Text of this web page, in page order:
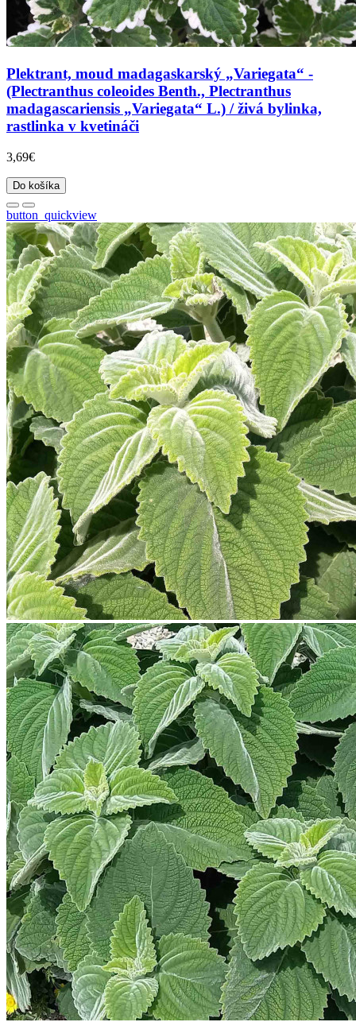
Plektrant, moud madagaskarský „Variegata“ -
(Plectranthus coleoides Benth., Plectranthus
madagascariensis „Variegata“ L.) / živá bylinka,
rastlinka v kvetináči
3,69€
Do košíka
button_quickview